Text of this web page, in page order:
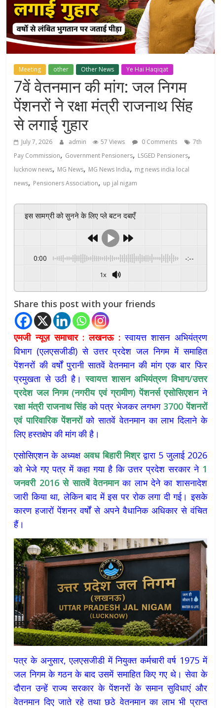
Meeting other Other News Ye Hai Haqiqat
7वें वेतनमान की मांग: जल निगम
पेंशनरों ने रक्षा मंत्री राजनाथ सिंह
से लगाई गुहार
July 7, 2026 admin 57 Views 0 Comments
7th
Pay Commission, Government Pensioners, LSGED Pensioners,
lucknow news, MG News, MG News India, mg news india local
news, Pensioners Association, up jal nigam
इस सामग्री को सुनने के लिए प्ले बटन दबाएँ
0:00 -:--
1x
Share this post with your friends
एमजी न्यूज़ समाचार : लखनऊ :स्वायत्त शासन अभियंत्रण
विभाग (एलएसजीडी) से उत्तर प्रदेश जल निगम में समाहित
पेंशनरों की वर्षों पुरानी सातवें वेतनमान की मांग एक बार फिर
प्रमुखता से उठी है।स्वायत्तशासनअभियंत्रणविभाग/उत्तर
प्रदेशजलनिगम (नगरीयएवंग्रामीण)पेंशनर्सएसोसिएशन ने
रक्षामंत्रीराजनाथसिंहको पत्र भेजकर लगभग 3700पेंशनरों
एवंपारिवारिकपेंशनरोंको सातवें वेतनमान का लाभ दिलाने के
लिए हस्तक्षेप की मांग की है।
एसोसिएशन के अध्यक्ष अवधबिहारीमिश्रद्वारा 5 जुलाई 2026
को भेजे गए पत्र में कहा गया है कि उत्तर प्रदेश सरकार ने 1
जनवरी 2016सेसातवेंवेतनमान का लाभ देने का शासनादेश
जारी किया था, लेकिन बाद में इस पर रोक लगा दी गई। इसके
कारण हजारों पेंशनर वर्षों से अपने वैधानिक अधिकार से वंचित
हैं।
पत्र के अनुसार, एलएसजीडी में नियुक्त कर्मचारी वर्ष 1975 में
जल निगम के गठन के बाद उसमें समाहित किए गए थे। सेवा के
दौरान उन्हें राज्य सरकार के पेंशनरों के समान सुविधाएं और
वेतनमान दिए जाते रहे तथा छठे वेतनमान का लाभ भी प्राप्त